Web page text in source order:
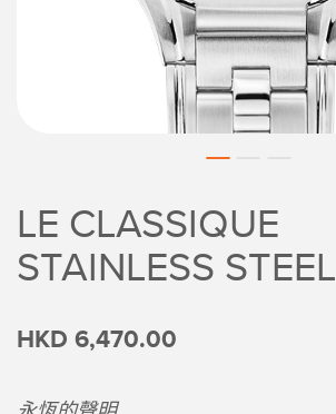
LE CLASSIQUE
STAINLESS STEEL
HKD 6,470.00